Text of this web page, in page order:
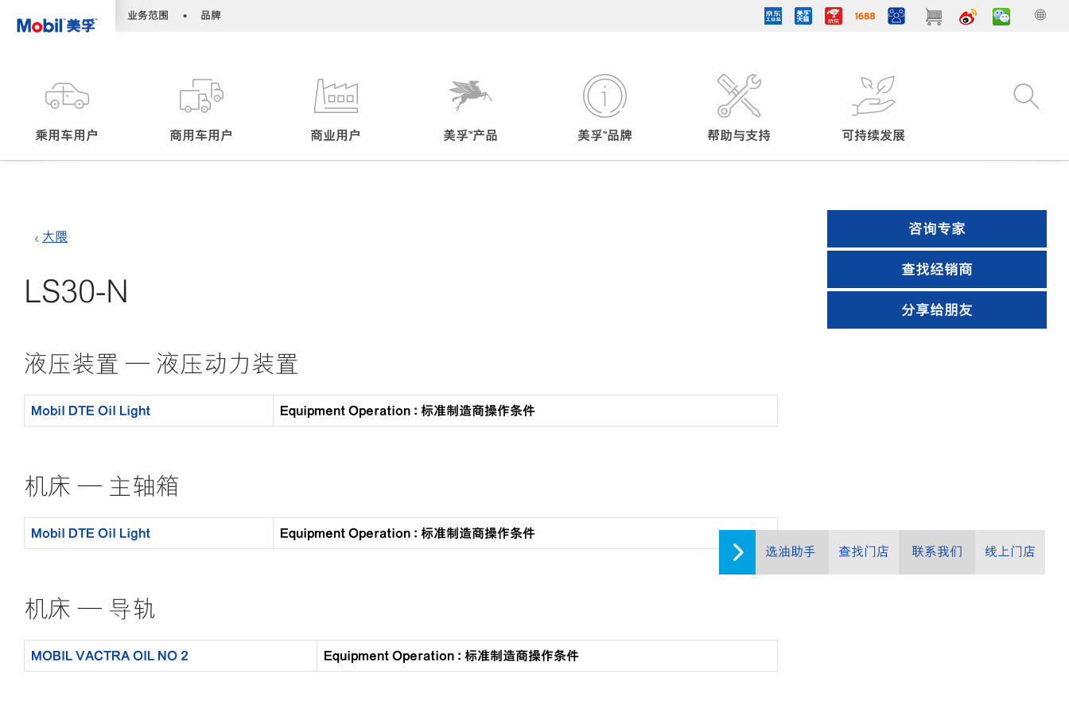
业务范围 • 品牌
乘用车用户 商用车用户 商业用户 美孚™产品 美孚™品牌 帮助与支持 可持续发展
选油助手 查找门店 联系我们 线上门店
大隈
LS30-N
液压装置 — 液压动力装置
Mobil DTE Oil Light Equipment Operation : 标准制造商操作条件
机床 — 主轴箱
Mobil DTE Oil Light Equipment Operation : 标准制造商操作条件
机床 — 导轨
MOBIL VACTRA OIL NO 2 Equipment Operation : 标准制造商操作条件
咨询专家
查找经销商
分享给朋友